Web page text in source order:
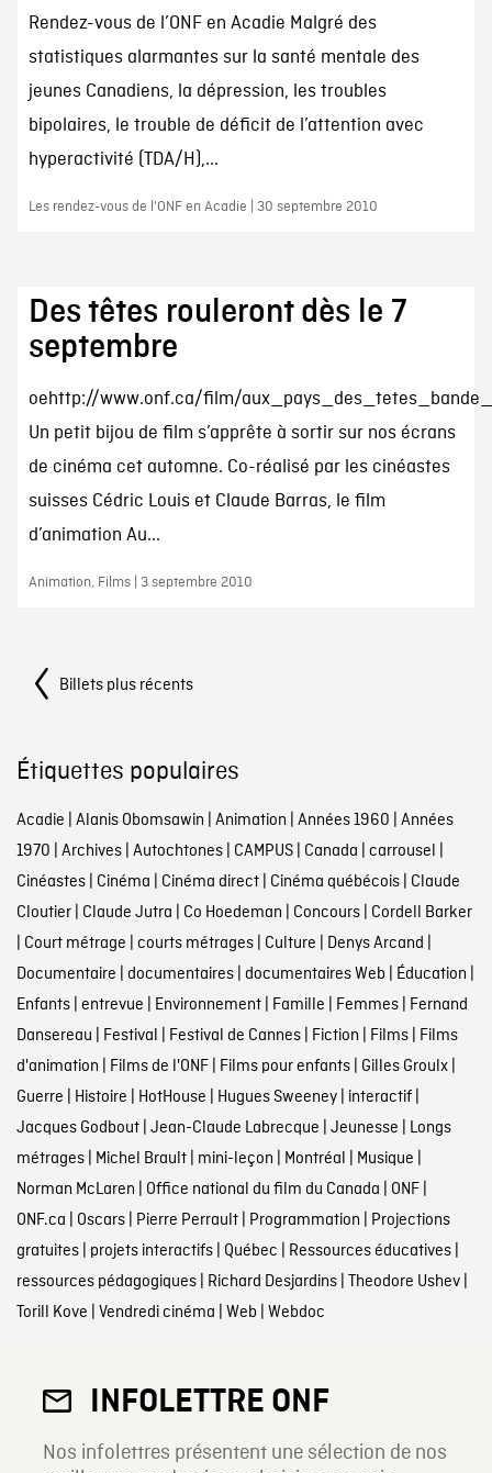
Rendez-vous de l’ONF en Acadie Malgré des
statistiques alarmantes sur la santé mentale des
jeunes Canadiens, la dépression, les troubles
bipolaires, le trouble de déficit de l’attention avec
hyperactivité (TDA/H),...
Les rendez-vous de l'ONF en Acadie | 30 septembre 2010
Des têtes rouleront dès le 7
septembre
oehttp://www.onf.ca/film/
Un petit bijou de film s’apprête à sortir sur nos écrans
de cinéma cet automne. Co-réalisé par les cinéastes
suisses Cédric Louis et Claude Barras, le film
d’animation Au...
Animation, Films | 3 septembre 2010
Navigation
Billets plus récents
Étiquettes populaires
Acadie | Alanis Obomsawin | Animation | Années 1960 | Années
1970 | Archives| Autochtones| CAMPUS| Canada | carrousel |
Cinéastes| Cinéma | Cinéma direct| Cinéma québécois| Claude
Cloutier| Claude Jutra | Co Hoedeman | Concours| Cordell Barker
| Court métrage | courts métrages| Culture | Denys Arcand |
Documentaire | documentaires| documentaires Web | Éducation |
Enfants| entrevue | Environnement| Famille | Femmes| Fernand
Dansereau | Festival | Festival de Cannes| Fiction | Films| Films
d'animation | Films de l'ONF| Films pour enfants| Gilles Groulx|
Guerre | Histoire | HotHouse | Hugues Sweeney| interactif|
Jacques Godbout| Jean-Claude Labrecque | Jeunesse | Longs
métrages| Michel Brault| mini-leçon | Montréal | Musique |
Norman McLaren | Office national du film du Canada | ONF|
ONF.ca | Oscars| Pierre Perrault| Programmation | Projections
gratuites| projets interactifs| Québec | Ressources éducatives|
ressources pédagogiques| Richard Desjardins| Theodore Ushev|
Torill Kove | Vendredi cinéma | Web | Webdoc
INFOLETTRE ONF
Nos infolettres présentent une sélection de nos